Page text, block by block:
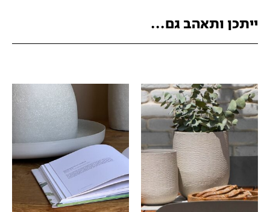
ייתכן ותאהב גם...